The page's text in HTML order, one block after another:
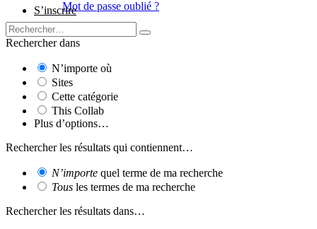
Mot de passe oublié ?
S’inscrire
Rechercher dans
N’importe où
Sites
Cette catégorie
This Collab
Plus d’options…
Rechercher les résultats qui contiennent…
N’importe quel terme de ma recherche
Tous les termes de ma recherche
Rechercher les résultats dans…